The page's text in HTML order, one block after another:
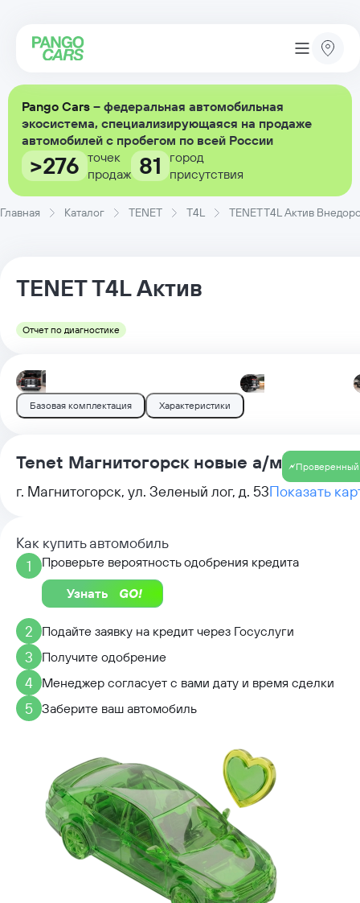
Pango Cars – федеральная автомобильная
экосистема, специализирующаяся на продаже
автомобилей с пробегом по всей России
>276 точек
продаж 81
город
присутствия
Главная Каталог TENET T4L TENET T4L Актив
TENETT4LАктив
Отчет по диагностике
Базовая комплектация Характеристики
Tenet Магнитогорск новые а/м Проверенный
г. Магнитогорск, ул. Зеленый лог, д. 53Показать
Как купить автомобиль
1
Проверьте вероятность одобрения кредита
Узнать
2 Подайте заявку на кредит через Госуслуги
3 Получите одобрение
4 Менеджер согласует с вами дату и время сделки
5 Заберите ваш автомобиль